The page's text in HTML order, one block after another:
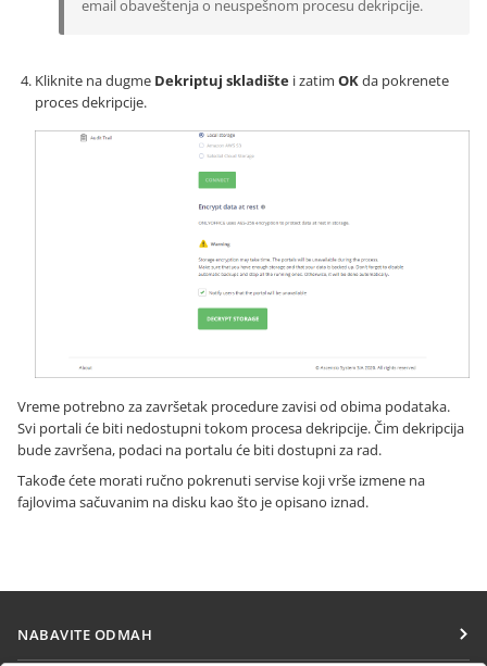
email obaveštenja o neuspešnom procesu dekripcije.
Kliknite na dugme Dekriptuj skladište i zatim OKda pokrenete
proces dekripcije.
Vreme potrebno za završetak procedure zavisi od obima podataka.
Svi portali će biti nedostupni tokom procesa dekripcije. Čim dekripcija
bude završena, podaci na portalu će biti dostupni za rad.
Takođe ćete morati ručno pokrenuti servise koji vrše izmene na
fajlovima sačuvanim na disku kao što je opisano iznad.
NABAVITE ODMAH